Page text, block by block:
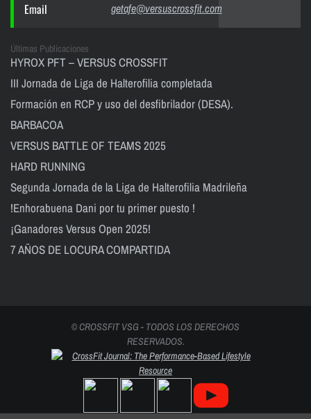
Email getafe@versuscrossfit.com
Últimas Publicaciones
HYROX PFT – VERSUS CROSSFIT
III Jornada de Liga de Halterofilia completada
Formación en RCP y uso del desfibrilador (DESA).
BARBACOA
VERSUS BATTLE OF TEAMS 2025
HARD RUNNING
Segunda Jornada de la Liga de Halterofilia Madrileña
!Enhorabuena Dani por tu primer puesto !
¡Ganadores Versus Open 2025!
7 AÑOS DE LOCURA COMPARTIDA
© CROSSFIT VSG - TODOS LOS DERECHOS
RESERVADOS.